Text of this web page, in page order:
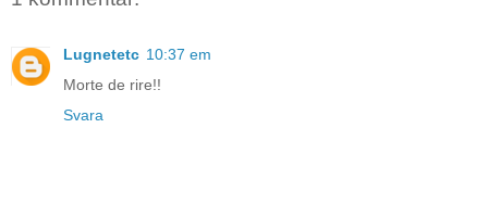
Lugnetetc 10:37 em
Morte de rire!!
Svara